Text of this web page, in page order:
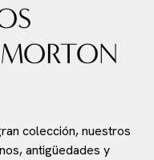
colección, nuestros
antigüedades y